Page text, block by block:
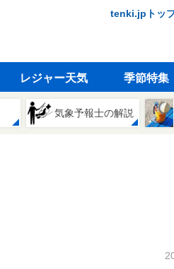
tenki.jpトッ
レジャー天気 季節特集
気象予報士の解説